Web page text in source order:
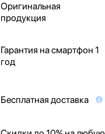
Оригинальная
продукция
Гарантия на смартфон 1
год
Бесплатная доставка